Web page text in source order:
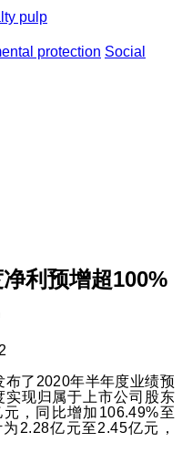
pulp
protection Social
利预增超100%
了2020年半年度业绩预
现归属于上市公司股东
，同比增加106.49%至
2.28亿元至2.45亿元，